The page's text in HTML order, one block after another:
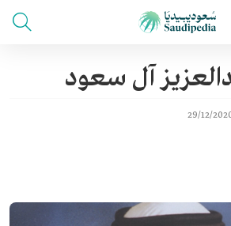
آل سعود
29/12/